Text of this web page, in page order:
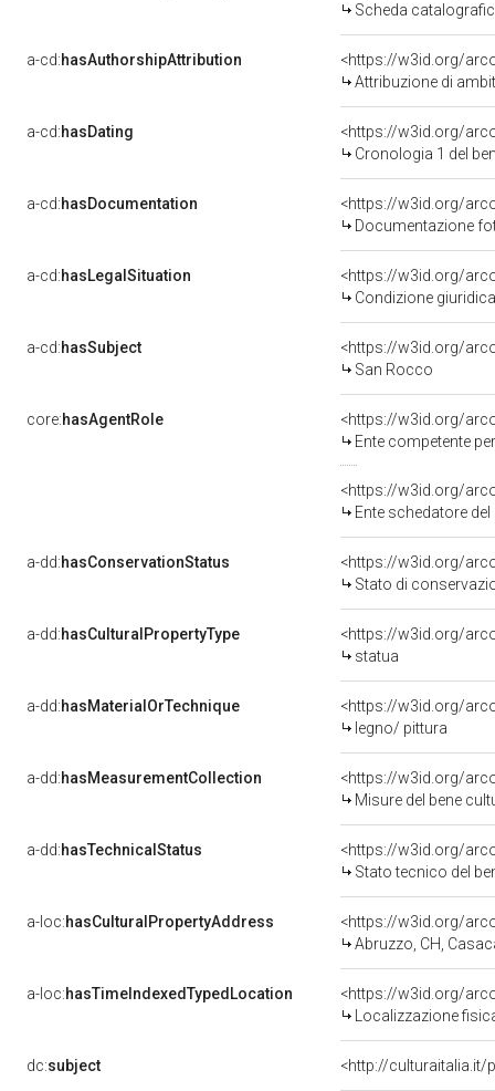
Scheda
a-cd:hasAuthorshipAttribution
<https://w3id.org/
Attribuzione di
a-cd:hasDating
<https://w3id.org/
Cronologia 1 del
a-cd:hasDocumentation
Documentazione
a-cd:hasLegalSituation
Condizione
a-cd:hasSubject
<https://w3id.org/
San Rocco
core:hasAgentRole
<https://w3id.org/
Ente competente per
<https://w3id.org/
Ente schedatore del
a-dd:hasConservationStatus
<https://w3id.org/
Stato di
a-dd:hasCulturalPropertyType
<https://w3id.org/
statua
a-dd:hasMaterialOrTechnique
<https://w3id.org/
legno/ pittura
a-dd:hasMeasurementCollection
<https://w3id.org/
Misure del bene
a-dd:hasTechnicalStatus
<https://w3id.org/
Stato tecnico del
a-loc:hasCulturalPropertyAddress
<https://w3id.org/
Abruzzo, CH,
a-loc:hasTimeIndexedTypedLocation
<https://w3id.org/
Localizzazione
dc:subject <http://culturaitalia.it/